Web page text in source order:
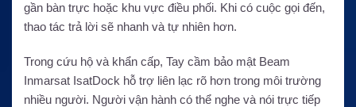
gần bàn trực hoặc khu vực điều phối. Khi có cuộc gọi đến,
thao tác trả lời sẽ nhanh và tự nhiên hơn.
Trong cứu hộ và khẩn cấp, Tay cầm bảo mật Beam
Inmarsat IsatDock hỗ trợ liên lạc rõ hơn trong môi trường
nhiều người. Người vận hành có thể nghe và nói trực tiếp